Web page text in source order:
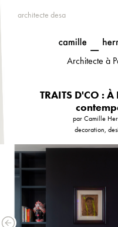
architecte desa
Architecte à
TRAITS D'CO :
par Camille
decoration,